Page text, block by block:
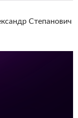
Степанович